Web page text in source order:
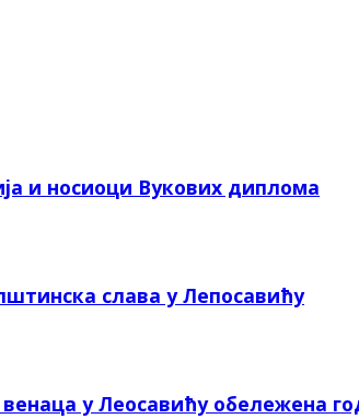
и носиоци Вукових диплома
слава у Лепосавићу
у Леосавићу обележена